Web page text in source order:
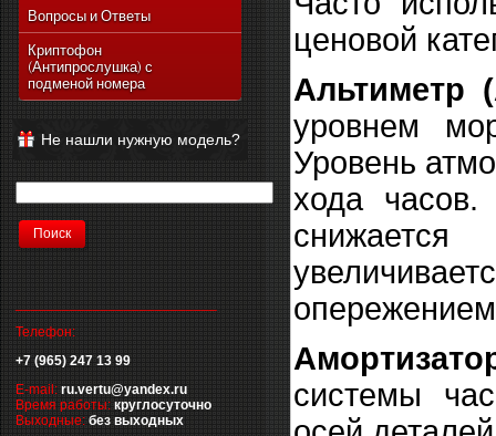
Vertu Ascent Ti
Vertu Ferrari Edition
Vertu Racetrack Legends
Vertu Signature Touch
Vertu Constellation Touch
Вопросы и Ответы
Криптофон
(Антипрослушка) с
подменой номера
Не нашли нужную модель?
Телефон:
+7 (965) 247 13 99
E-mail: ru.vertu@yandex.ru
Время работы: круглосуточно
Выходные: без выходных
ценовой
Альтиметр
уровнем
Уровень
хода
системы